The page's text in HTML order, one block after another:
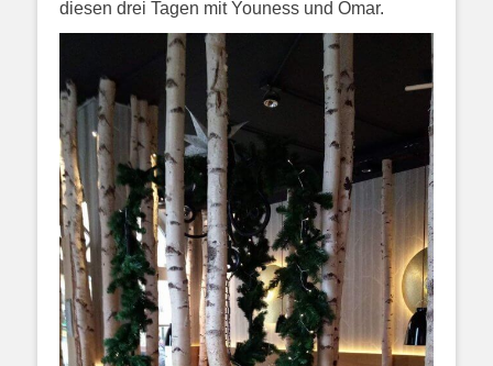
diesen drei Tagen mit Youness und Omar.